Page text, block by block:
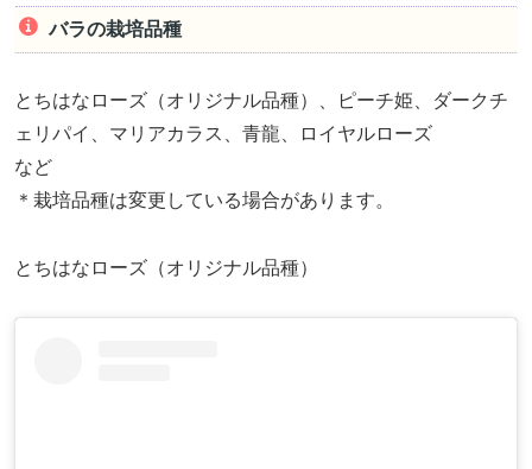
バラの栽培品種
とちはなローズ（オリジナル品種）、ピーチ姫、ダークチ
ェリパイ、マリアカラス、青龍、ロイヤルローズ
など
＊栽培品種は変更している場合があります。
とちはなローズ（オリジナル品種）